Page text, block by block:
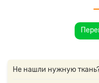
Не нашли нужную